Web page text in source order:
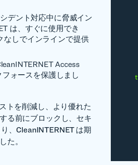
デント対応中に脅威イン
は、すぐに使用でき
なしでインラインで提供
Access
ォースを保護しまし
トを削減し、より優れた
る前にブロックし、セキ
、CleanINTERNET は期
た。